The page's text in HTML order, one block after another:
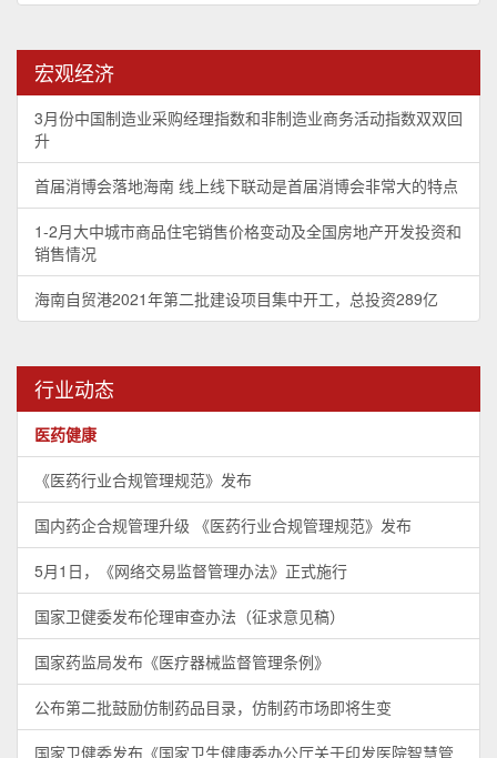
宏观经济
3月份中国制造业采购经理指数和非制造业商务活动指数双双回
升
首届消博会落地海南 线上线下联动是首届消博会非常大的特点
1-2月大中城市商品住宅销售价格变动及全国房地产开发投资和
销售情况
海南自贸港2021年第二批建设项目集中开工，总投资289亿
行业动态
医药健康
《医药行业合规管理规范》发布
国内药企合规管理升级 《医药行业合规管理规范》发布
5月1日，《网络交易监督管理办法》正式施行
国家卫健委发布伦理审查办法（征求意见稿）
国家药监局发布《医疗器械监督管理条例》
公布第二批鼓励仿制药品目录，仿制药市场即将生变
国家卫健委发布《国家卫生健康委办公厅关于印发医院智慧管